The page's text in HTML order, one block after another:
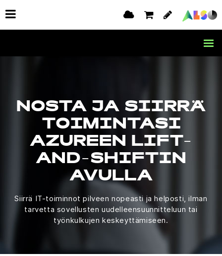
NOSTA JA SIIRRÄ
TOIMINTASI
AZUREEN LIFT-
AND-SHIFTIN
AVULLA
Siirrä IT-toiminnot pilveen nopeasti ja helposti, ilman
tarvetta sovellusten uudelleensuunnitteluun tai
työnkulkujen keskeyttämiseen.